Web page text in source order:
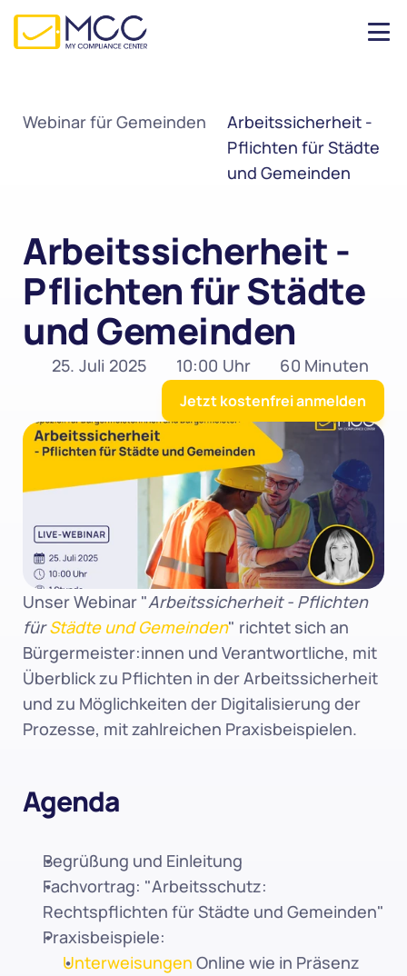
Webinar für Gemeinden
Arbeitssicherheit -
Pflichten für Städte
und Gemeinden
Arbeitssicherheit -
Pflichten für Städte
und Gemeinden
25. Juli 2025 10:00 Uhr 60 Minuten
Jetzt kostenfrei anmelden
Unser Webinar "Arbeitssicherheit - Pflichten
für Städte und Gemeinden" richtet sich an
Bürgermeister:innen und Verantwortliche, mit
Überblick zu Pflichten in der Arbeitssicherheit
und zu Möglichkeiten der Digitalisierung der
Prozesse, mit zahlreichen Praxisbeispielen.
Agenda
Begrüßung und Einleitung
Fachvortrag: "Arbeitsschutz:
Rechtspflichten für Städte und Gemeinden"
Praxisbeispiele:
Unterweisungen Online wie in Präsenz